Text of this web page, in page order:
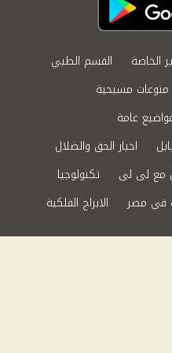
الخاصة
القسم الطبي
منوعات مسيحية
عامة
اخبار الحق والضلال
مع لى لى
تكنولوجيا
في مصر
الابراج الفلكية